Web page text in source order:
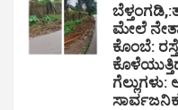
ಮೇಲೆ
ಕೊಂಬೆ:
ಗೆಲ್ಲುಗಳು: